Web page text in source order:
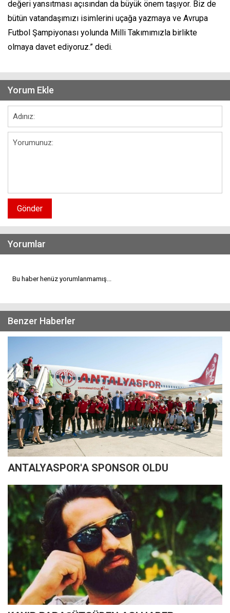
değeri yansıtması açısından da büyük önem taşıyor. Biz de
bütün vatandaşımızı isimlerini uçağa yazmaya ve Avrupa
Futbol Şampiyonası yolunda Milli Takımımızla birlikte
olmaya davet ediyoruz.” dedi.
Yorum Ekle
Gönder
Yorumlar
Bu haber henüz yorumlanmamış...
Benzer Haberler
ANTALYASPOR'A SPONSOR OLDU